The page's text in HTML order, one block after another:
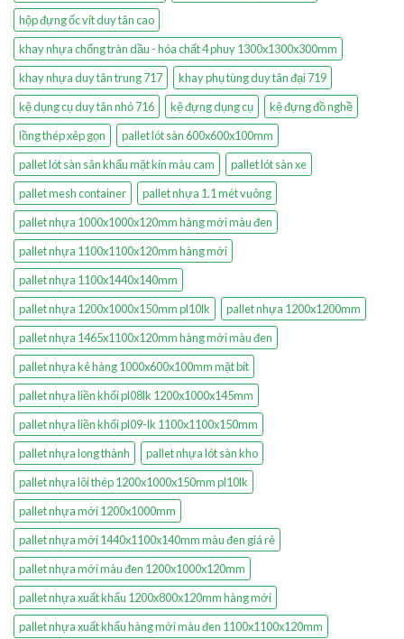
hộp đựng ốc vít duy tân cao
khay nhựa chống tràn dầu - hóa chất 4 phuy 1300x1300x300mm
khay nhựa duy tân trung 717
khay phụ tùng duy tân đại 719
kệ dụng cụ duy tân nhỏ 716
kệ đựng dụng cụ
kệ đựng đồ nghề
lồng thép xêp gọn
pallet lót sàn 600x600x100mm
pallet lót sàn sân khấu mặt kín màu cam
pallet lót sàn xe
pallet mesh container
pallet nhựa 1.1 mét vuông
pallet nhựa 1000x1000x120mm hàng mới màu đen
pallet nhựa 1100x1100x120mm hàng mới
pallet nhựa 1100x1440x140mm
pallet nhựa 1200x1000x150mm pl10lk
pallet nhựa 1200x1200mm
pallet nhựa 1465x1100x120mm hàng mới màu đen
pallet nhựa kê hàng 1000x600x100mm mặt bít
pallet nhựa liền khối pl08lk 1200x1000x145mm
pallet nhựa liền khối pl09-lk 1100x1100x150mm
pallet nhựa long thành
pallet nhựa lót sàn kho
pallet nhựa lõi thép 1200x1000x150mm pl10lk
pallet nhựa mới 1200x1000mm
pallet nhựa mới 1440x1100x140mm màu đen giá rẻ
pallet nhựa mới màu đen 1200x1000x120mm
pallet nhựa xuất khẩu 1200x800x120mm hàng mới
pallet nhựa xuất khẩu hàng mới màu đen 1100x1100x120mm